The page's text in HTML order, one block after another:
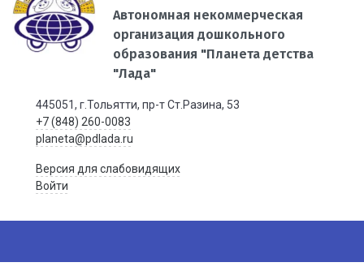
Автономная некоммерческая
организация дошкольного
образования "Планета детства
"Лада"
445051, г.Тольятти, пр-т Ст.Разина, 53
+7 (848) 260-0083
planeta@pdlada.ru
Версия для слабовидящих
Войти